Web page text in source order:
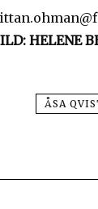
HELENE
ÅSA